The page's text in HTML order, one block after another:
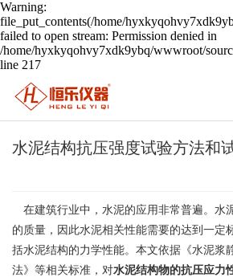
Warning:
file_put_contents(/home/
failed to open stream: Permission denied in
/home/hyxkyqohvy7xdk9ybq/wwwroot/
line 217
水泥结构抗压强度试验方法和
在建筑行业中，水泥的应用非常普遍。水
的质量，因此水泥相关性能需要的达到一定
括水泥结构的力学性能。本文依据《水泥浆
法》等相关标准，对水泥结构物的抗压应力